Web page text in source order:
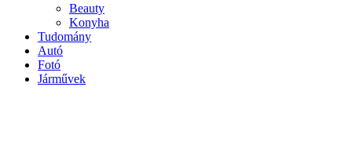
Beauty
Konyha
Tudomány
Autó
Fotó
Járművek